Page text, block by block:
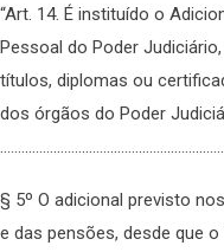
“Art. 14. É instituído o
Pessoal do Poder
títulos, diplomas ou
dos órgãos do Poder
§ 5º O adicional previsto
e das pensões, desde que